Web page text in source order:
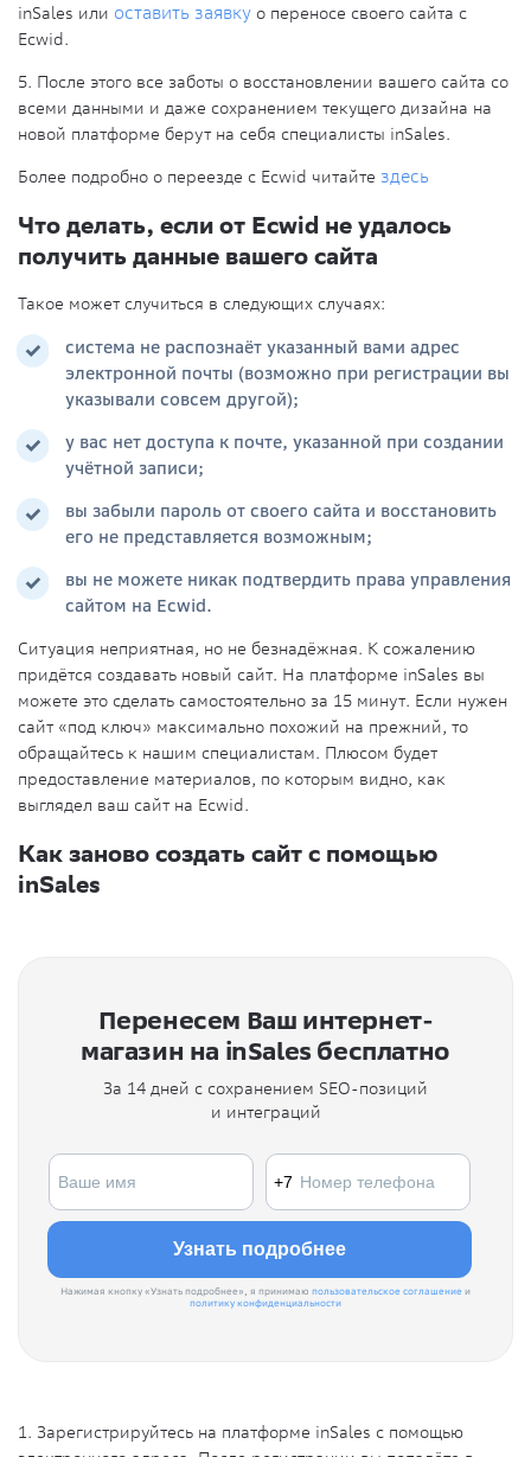
inSales или оставить заявку о переносе своего сайта с
Ecwid.
5. После этого все заботы о восстановлении вашего сайта со
всеми данными и даже сохранением текущего дизайна на
новой платформе берут на себя специалисты inSales.
Более подробно о переезде с Ecwid читайте здесь
Что делать, если от Ecwid не удалось
получить данные вашего сайта
Такое может случиться в следующих случаях:
система не распознаёт указанный вами адрес
электронной почты (возможно при регистрации вы
указывали совсем другой);
у вас нет доступа к почте, указанной при создании
учётной записи;
вы забыли пароль от своего сайта и восстановить
его не представляется возможным;
вы не можете никак подтвердить права управления
сайтом на Ecwid.
Ситуация неприятная, но не безнадёжная. К сожалению
придётся создавать новый сайт. На платформе inSales вы
можете это сделать самостоятельно за 15 минут. Если нужен
сайт «под ключ» максимально похожий на прежний, то
обращайтесь к нашим специалистам. Плюсом будет
предоставление материалов, по которым видно, как
выглядел ваш сайт на Ecwid.
Как заново создать сайт с помощью
inSales
Перенесем Ваш интернет-
магазин на inSales бесплатно
За 14 дней с сохранением SEO-позиций
и интеграций
Нажимая кнопку «Узнать подробнее», я принимаю пользовательское соглашение и
политику конфиденциальности
1. Зарегистрируйтесь на платформе inSales с помощью